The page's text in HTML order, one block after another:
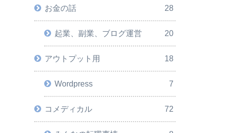
お金の話 28
起業、副業、ブログ運営 20
アウトプット用 18
Wordpress 7
コメディカル 72